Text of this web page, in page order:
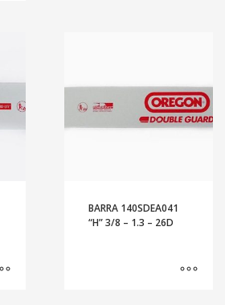
BARRA 140SDEA041
“H” 3/8 – 1.3 – 26D